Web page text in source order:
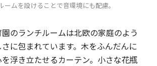
ームを設けることで音環境にも配慮。
のランチルームは北欧の家庭のよう
に包まれています。木をふんだんに
浮き立たせるカーテン。小さな花瓶